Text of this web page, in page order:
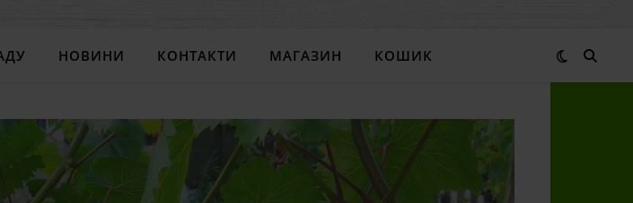
НОВИНИ КОНТАКТИ МАГАЗИН КОШИК